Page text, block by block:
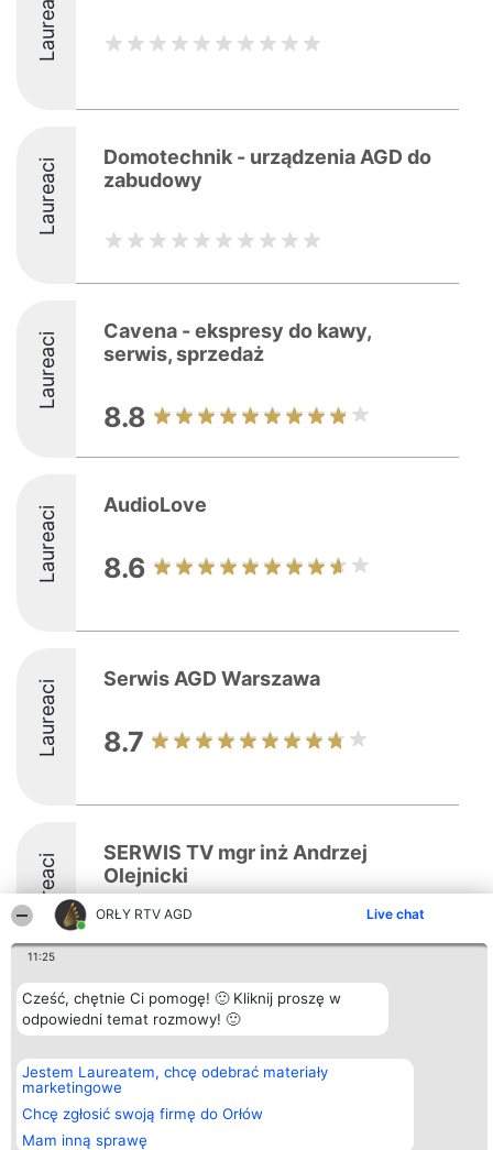
ORŁY RTV AGD Live chat
11:25
Cześć, chętnie Ci pomogę! 🙂 Kliknij proszę w
odpowiedni temat rozmowy! 🙂
Jestem Laureatem, chcę odebrać materiały
marketingowe
Chcę zgłosić swoją firmę do Orłów
Mam inną sprawę
Laureaci
Laureaci
Domotechnik - urządzenia AGD do
zabudowy
Laureaci
Cavena - ekspresy do kawy,
serwis, sprzedaż
8.8
Laureaci AudioLove
8.6
Laureaci Serwis AGD Warszawa
8.7
Laureaci
SERWIS TV mgr inż Andrzej
Olejnicki
9.1
Organizator plebiscytu
Bright Side Solutions sp. z o.
ul. Ruska 22
Wrocław 50-079
KRS 0000749100 | Regon
381313360 | NIP 8943132676
+48 508 492 400
Plebiscyt
Laureaci
wszystkich
Zasady
Regulamin
Kontakt